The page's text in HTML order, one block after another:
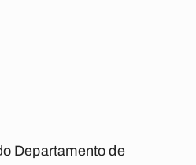
Departamento de